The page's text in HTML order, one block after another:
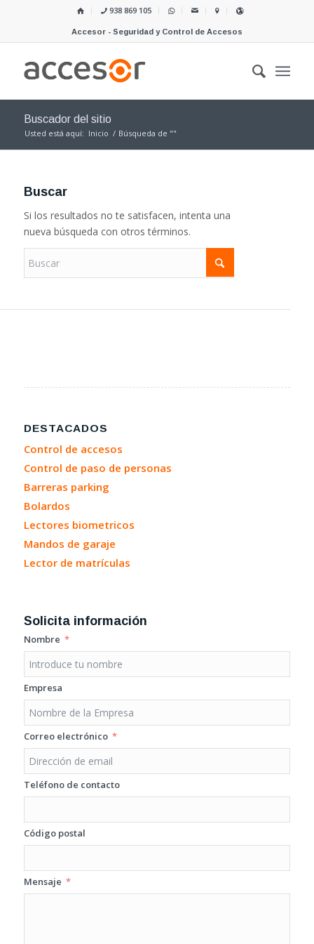
938 869 105
Accesor - Seguridad y Control de Accesos
Buscador del sitio
Usted está aquí: Inicio / Búsqueda de ""
Buscar
Si los resultados no te satisfacen, intenta una
nueva búsqueda con otros términos.
DESTACADOS
Control de accesos
Control de paso de personas
Barreras parking
Bolardos
Lectores biometricos
Mandos de garaje
Lector de matrículas
Solicita información
Nombre
Empresa
Correo electrónico
Teléfono de contacto
Código postal
Mensaje